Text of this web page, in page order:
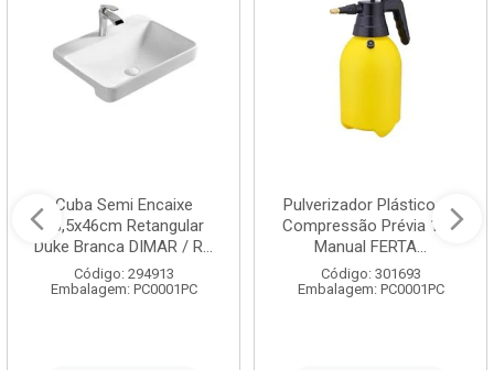
Cuba Semi Encaixe
58,5x46cm Retangular
Duke Branca DIMAR / R...
Código: 294913
Embalagem: PC0001PC
Pulverizador Plástico de
Compressão Prévia 1,5L
Manual FERTA...
Código: 301693
Embalagem: PC0001PC